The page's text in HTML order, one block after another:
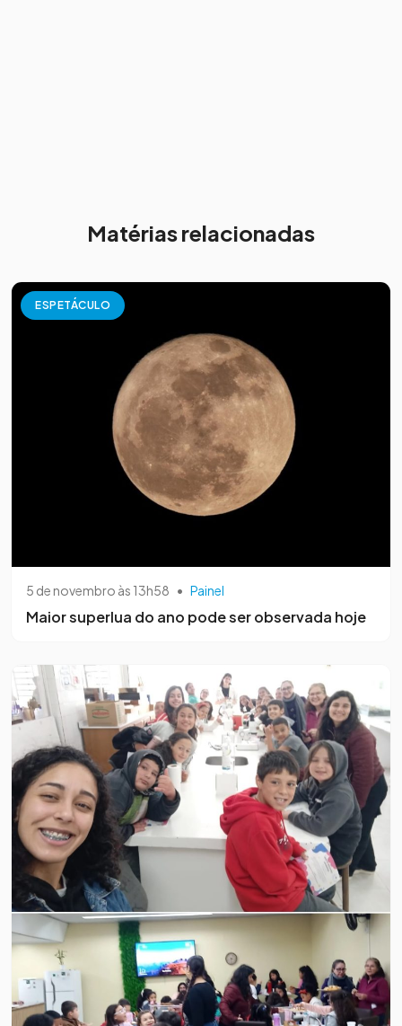
Matérias relacionadas
ESPETÁCULO
5 de novembro às 13h58 • Painel
Maior superlua do ano pode ser observada hoje